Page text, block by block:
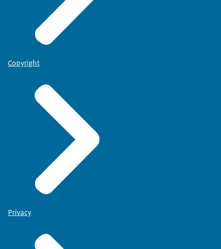
Copyright
Privacy